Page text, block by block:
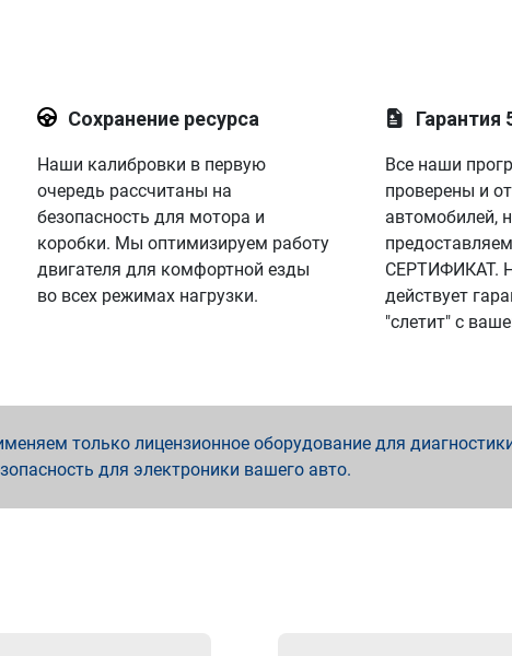
Сохранение ресурса
Наши калибровки в первую
очередь рассчитаны на
безопасность для мотора и
коробки. Мы оптимизируем работу
двигателя для комфортной езды
во всех режимах нагрузки.
Гарантия
Все наши
проверены и
автомобилей,
СЕРТИФИКАТ.
действует
"слетит" с
только лицензионное оборудование для
для электроники вашего авто.